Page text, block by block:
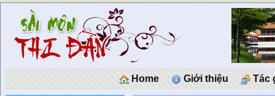
Home Giới thiệu Tác